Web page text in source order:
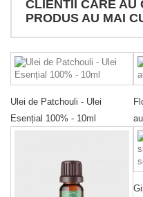
CLIENTII CARE AU
PRODUS AU MAI
Ulei de Patchouli - Ulei
Esențial 100% - 10ml